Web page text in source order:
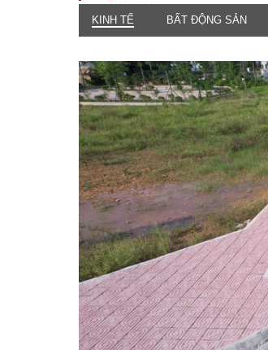
TOÀN CẢNH
Chính sách
Sự kiện
Đối thoại
Thế giới
ĐA CHIỀU
Quan điểm
KINH TẾ BẤT ĐỘNG SẢN